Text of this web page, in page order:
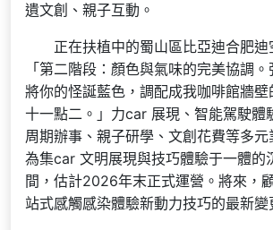
遺文創、親子互動。
正在扶植中的蜀山區比亞迪合肥
「第二階段：顏色與氣味的完美協調
將你的怪誕藍色，調配成我咖啡館牆
十一點二。」力car 展現、智能駕駛體
周期辦事、親子研學、文創花費等多
為集car 文明展現與技巧體驗于一體的
間，估計2026年末正式運營。將來，
站式感觸感染體驗新動力技巧的最新變